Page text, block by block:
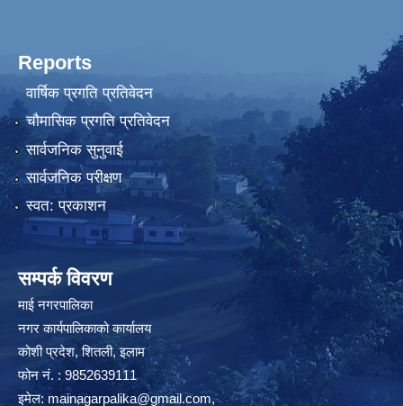
Reports
वार्षिक प्रगति प्रतिवेदन
चौमासिक प्रगति प्रतिवेदन
सार्वजनिक सुनुवाई
सार्वजनिक परीक्षण
स्वत: प्रकाशन
सम्पर्क विवरण
माई नगरपालिका
नगर कार्यपालिकाको कार्यालय
कोशी प्रदेश, शितली, इलाम
फोन नं. : 9852639111
इमेल:mainagarpalika@gmail.com,